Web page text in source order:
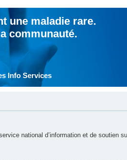
une maladie rare.
communauté.
Info Services
national d’information et de soutien